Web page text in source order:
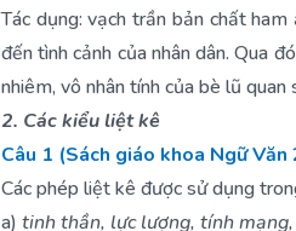
Tác dụng: vạch trần bản chất
đến tình cảnh của nhân dân. Qua
nhiêm, vô nhân tính của bè lũ quan
2. Các kiểu liệt kê
Câu 1 (Sách giáo khoa Ngữ
Các phép liệt kê được sử dụng
a) tinh thần, lực lượng, tính mạng,